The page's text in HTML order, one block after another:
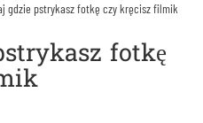
gdzie pstrykasz fotkę czy kręcisz filmik
fotkę